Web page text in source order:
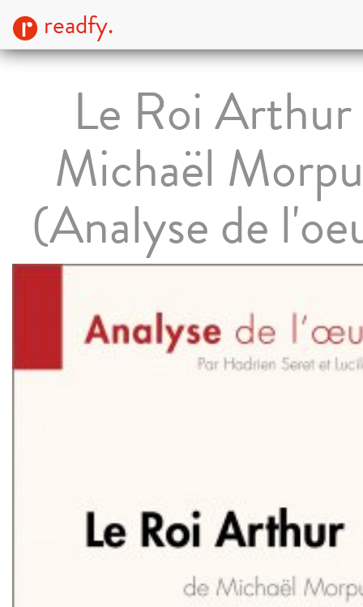
readfy.
Le Roi
Michaël
(Analyse de